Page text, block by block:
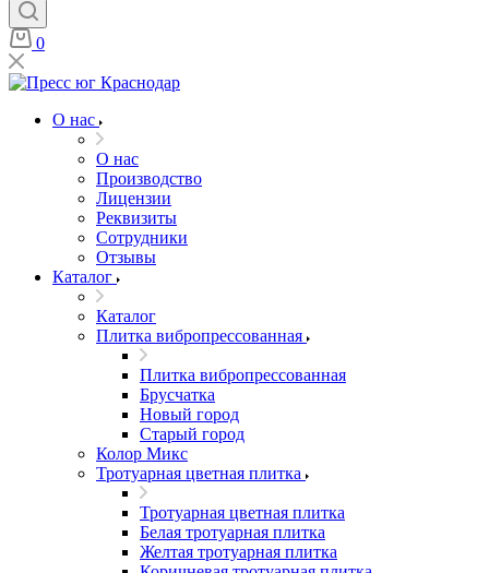
0
О нас
О нас
Производство
Лицензии
Реквизиты
Сотрудники
Отзывы
Каталог
Каталог
Плитка вибропрессованная
Плитка вибропрессованная
Брусчатка
Новый город
Старый город
Колор Микс
Тротуарная цветная плитка
Тротуарная цветная плитка
Белая тротуарная плитка
Желтая тротуарная плитка